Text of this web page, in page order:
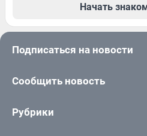
Начать
Подписаться на новости
Сообщить новость
Рубрики